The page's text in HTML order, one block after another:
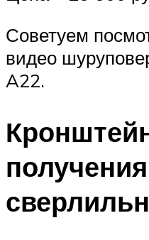
Советуем
видео
A22.
получения